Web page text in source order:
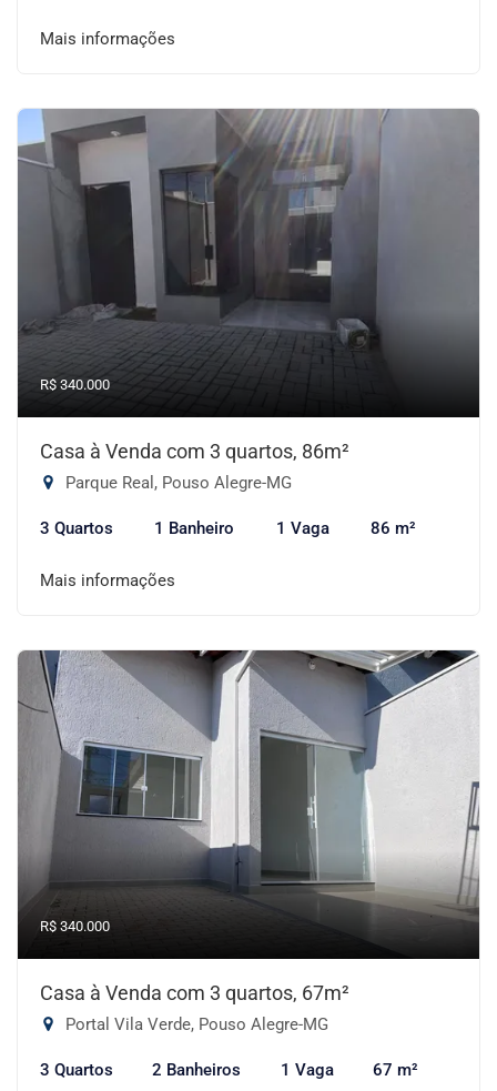
Mais informações
R$ 340.000
Casa à Venda com 3 quartos, 86m²
Parque Real, Pouso Alegre-MG
3 Quartos 1 Banheiro 1 Vaga 86 m²
Mais informações
R$ 340.000
Casa à Venda com 3 quartos, 67m²
Portal Vila Verde, Pouso Alegre-MG
3 Quartos 2 Banheiros 1 Vaga 67 m²